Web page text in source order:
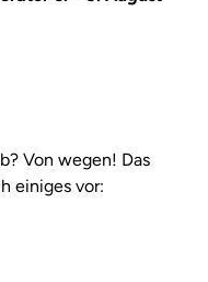
Von wegen! Das
einiges vor: